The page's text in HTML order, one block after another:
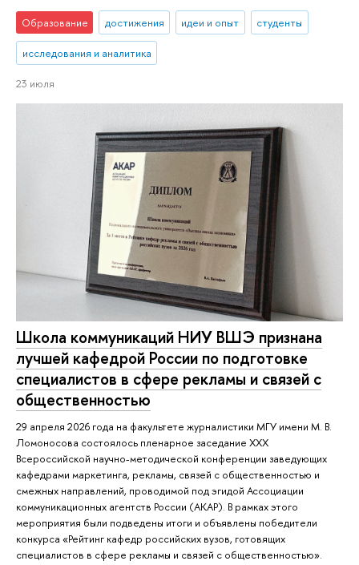
Образование достижения идеи и опыт студенты
исследования и аналитика
23 июля
Школа коммуникаций НИУ ВШЭ признана
лучшей кафедрой России по подготовке
специалистов в сфере рекламы и связей с
общественностью
29 апреля 2026 года на факультете журналистики МГУ имени М. В.
Ломоносова состоялось пленарное заседание XXX
Всероссийской научно-методической конференции заведующих
кафедрами маркетинга, рекламы, связей с общественностью и
смежных направлений, проводимой под эгидой Ассоциации
коммуникационных агентств России (АКАР). В рамках этого
мероприятия были подведены итоги и объявлены победители
конкурса «Рейтинг кафедр российских вузов, готовящих
специалистов в сфере рекламы и связей с общественностью».